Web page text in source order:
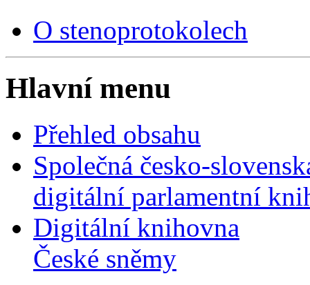
O stenoprotokolech
Hlavní menu
Přehled obsahu
Společná česko-
digitální parlamentní
Digitální knihovna
České sněmy